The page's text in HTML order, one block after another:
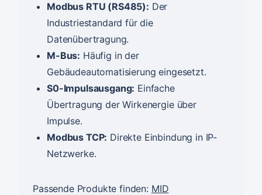
Modbus RTU (RS485): Der
Industriestandard für die
Datenübertragung.
M-Bus: Häufig in der
Gebäudeautomatisierung eingesetzt.
S0-Impulsausgang: Einfache
Übertragung der Wirkenergie über
Impulse.
Modbus TCP: Direkte Einbindung in IP-
Netzwerke.
Passende Produkte finden: MID